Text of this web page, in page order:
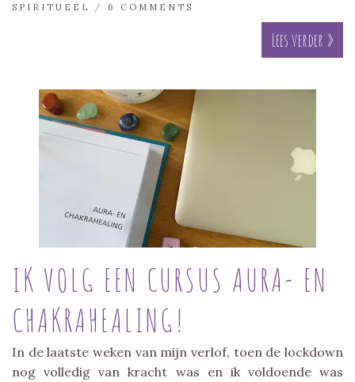
SPIRITUEEL
/ 6 COMMENTS
Lees verder »
IK VOLG EEN CURSUS AURA- EN
CHAKRAHEALING!
In de laatste weken van mijn verlof, toen de lockdown
nog volledig van kracht was en ik voldoende was